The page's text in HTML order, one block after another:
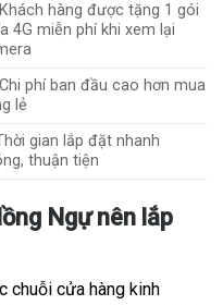
Khách hàng được tặng 1 gói
4G miễn phí khi xem lại
Chi phí ban đầu cao hơn mua
lẻ
gian lắp đặt nhanh
thuận tiện
Ngự nên lắp
chuỗi cửa hàng kinh